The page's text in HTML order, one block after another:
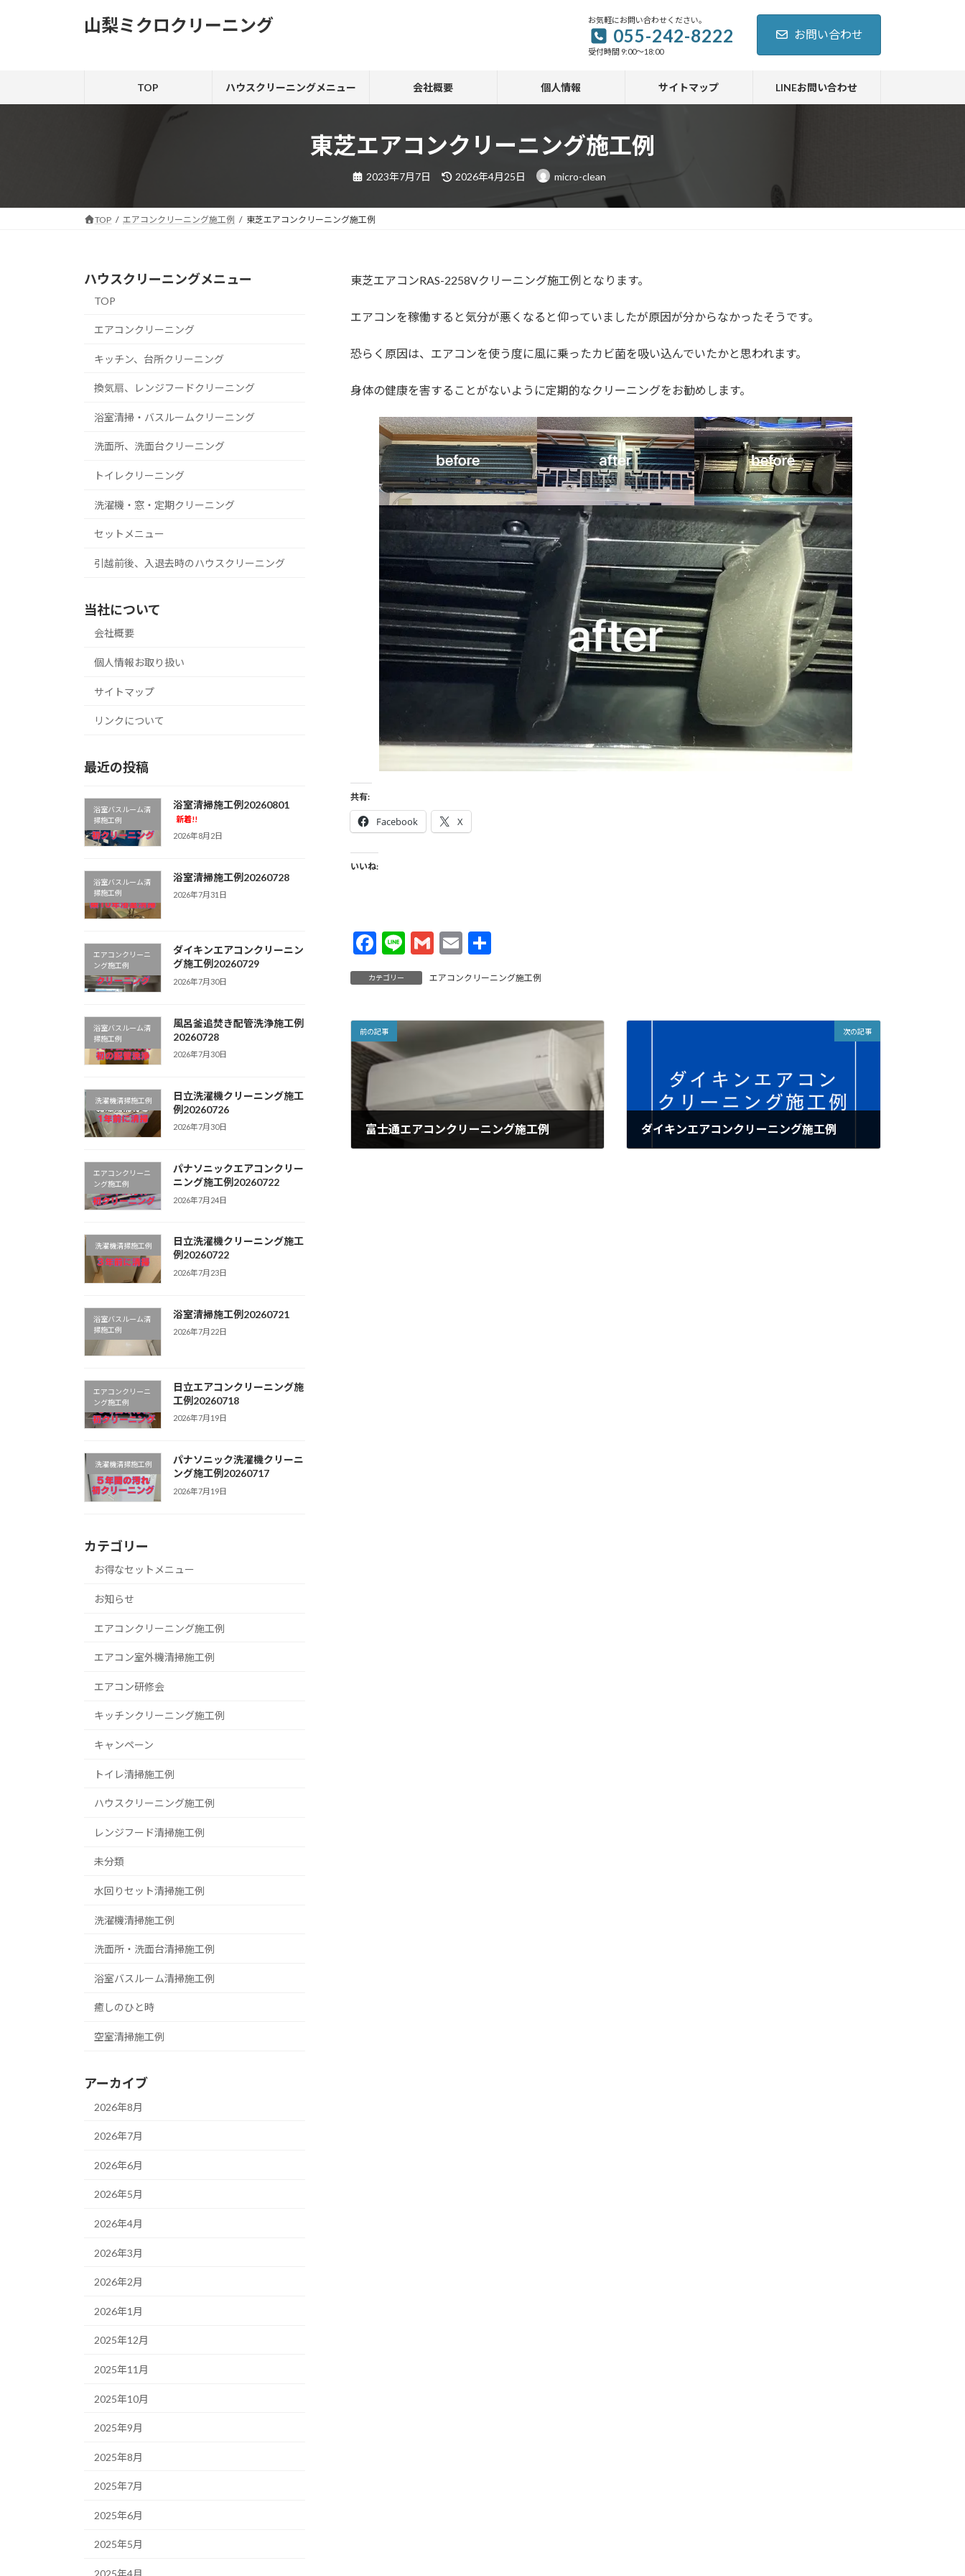
山梨ミクロクリーニング お気軽にお問い合わせください。
055-242-8222
受付時間 9:00～18:00
お問い合わせ
TOP ハウスクリーニングメニュー 会社概要 個人情報 サイトマップ LINEお問い合わせ
東芝エアコンクリーニング施工例
2023年7月7日
最
終
日
2026年4月25日 micro-clean
TOP エアコンクリーニング施工例 東芝エアコンクリーニング施工例
東芝エアコンRAS-2258Vクリーニング施工例となります。
エアコンを稼働すると気分が悪くなると仰っていましたが原因が分からなかったそうです。
恐らく原因は、エアコンを使う度に風に乗ったカビ菌を吸い込んでいたかと思われます。
身体の健康を害することがないように定期的なクリーニングをお勧めします。
共有:
Facebook X
いいね:
F
ac
e
o
o
Li
n
e
G
ai
E
ai
共
カテゴリー エアコンクリーニング施工例
前の記事
富士通エアコンクリーニング施工例
次の記事
ダイキンエアコンクリーニング施工例
ハウスクリーニングメニュー
TOP
エアコンクリーニング
キッチン、台所クリーニング
換気扇、レンジフードクリーニング
浴室清掃・バスルームクリーニング
洗面所、洗面台クリーニング
トイレクリーニング
洗濯機・窓・定期クリーニング
セットメニュー
引越前後、入退去時のハウスクリーニング
当社について
会社概要
個人情報お取り扱い
サイトマップ
リンクについて
最近の投稿
浴室バスルーム清
掃施工例
浴室清掃施工例20260801
新着!!
2026年8月2日
浴室バスルーム清
掃施工例
浴室清掃施工例20260728
2026年7月31日
エアコンクリーニ
ング施工例
ダイキンエアコンクリーニン
グ施工例20260729
2026年7月30日
浴室バスルーム清
掃施工例
風呂釜追焚き配管洗浄施工例
20260728
2026年7月30日
洗濯機清掃施工例
日立洗濯機クリーニング施工
例20260726
2026年7月30日
エアコンクリーニ
ング施工例
パナソニックエアコンクリー
ニング施工例20260722
2026年7月24日
洗濯機清掃施工例
日立洗濯機クリーニング施工
例20260722
2026年7月23日
浴室バスルーム清
掃施工例
浴室清掃施工例20260721
2026年7月22日
エアコンクリーニ
ング施工例
日立エアコンクリーニング施
工例20260718
2026年7月19日
洗濯機清掃施工例
パナソニック洗濯機クリーニ
ング施工例20260717
2026年7月19日
カテゴリー
お得なセットメニュー
お知らせ
エアコンクリーニング施工例
エアコン室外機清掃施工例
エアコン研修会
キッチンクリーニング施工例
キャンペーン
トイレ清掃施工例
ハウスクリーニング施工例
レンジフード清掃施工例
未分類
水回りセット清掃施工例
洗濯機清掃施工例
洗面所・洗面台清掃施工例
浴室バスルーム清掃施工例
癒しのひと時
空室清掃施工例
アーカイブ
2026年8月
2026年7月
2026年6月
2026年5月
2026年4月
2026年3月
2026年2月
2026年1月
2025年12月
2025年11月
2025年10月
2025年9月
2025年8月
2025年7月
2025年6月
2025年5月
2025年4月